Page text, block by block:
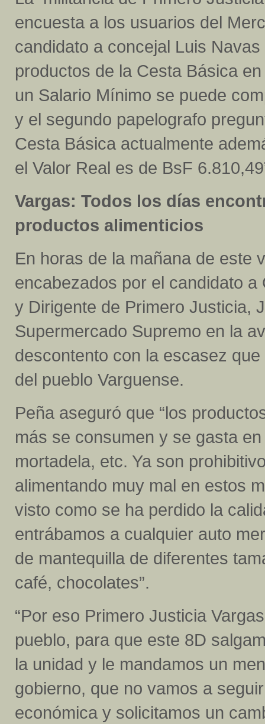
encuesta a los usuarios del
candidato a concejal Luis
productos de la Cesta Básica
un Salario Mínimo se puede
y el segundo papelografo
Cesta Básica actualmente
el Valor Real es de BsF
Vargas: Todos los días
productos alimenticios
En horas de la mañana de este
encabezados por el candidato
y Dirigente de Primero Justicia,
Supermercado Supremo en la
descontento con la escasez
del pueblo Varguense.
Peña aseguró que “los
más se consumen y se gasta
mortadela, etc. Ya son
alimentando muy mal en estos
visto como se ha perdido la
entrábamos a cualquier auto
de mantequilla de diferentes
café, chocolates”.
“Por eso Primero Justicia
pueblo, para que este 8D
la unidad y le mandamos un
gobierno, que no vamos a
económica y solicitamos un